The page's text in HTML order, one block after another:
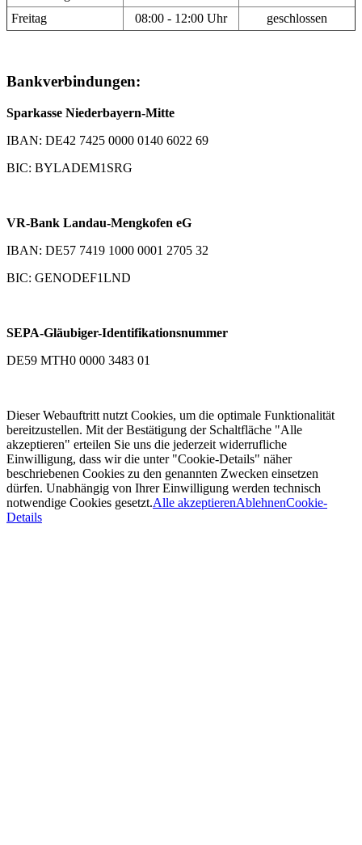
Freitag
08:00 - 12:00 Uhr geschlossen
Bankverbindungen:
Sparkasse Niederbayern-Mitte
IBAN: DE42 7425 0000 0140 6022 69
BIC: BYLADEM1SRG
VR-Bank Landau-Mengkofen eG
IBAN: DE57 7419 1000 0001 2705 32
BIC: GENODEF1LND
SEPA-Gläubiger-Identifikationsnummer
DE59 MTH0 0000 3483 01
Dieser Webauftritt nutzt Cookies, um die optimale Funktionalität
bereitzustellen. Mit der Bestätigung der Schaltfläche "Alle
akzeptieren" erteilen Sie uns die jederzeit widerrufliche
Einwilligung, dass wir die unter "Cookie-Details" näher
beschriebenen Cookies zu den genannten Zwecken einsetzen
dürfen. Unabhängig von Ihrer Einwilligung werden technisch
notwendige Cookies gesetzt.Alle akzeptierenAblehnenCookie-
Details